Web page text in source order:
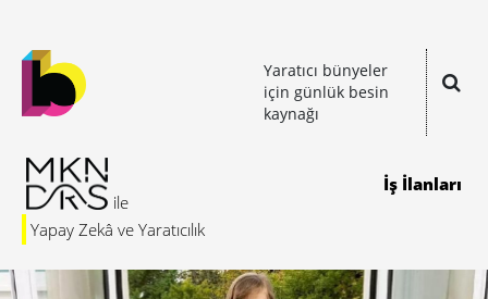
Yaratıcı bünyeler
için günlük besin
kaynağı
Yapay Zekâ ve Yaratıcılık
İş İlanları